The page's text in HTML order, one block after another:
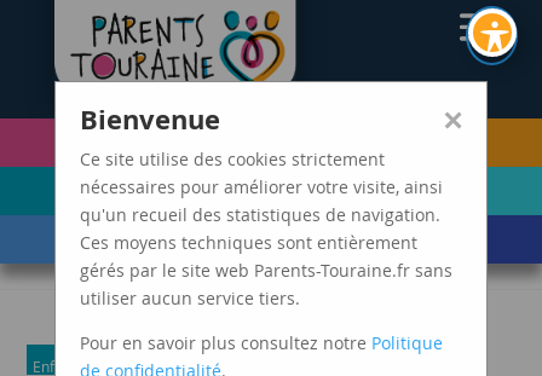
PETITE ENFANCE
(0-5 ANS)
ENFANCE
(6-11 ANS)
ADOLESCENCE ET
JEUNES ADULTES
LES ÉVÈNEMENTS
DE VIE MARDIS SPAGHETTI
Enfance Parents
×
Bienvenue
Ce site utilise des cookies strictement
nécessaires pour améliorer votre visite, ainsi
qu'un recueil des statistiques de navigation.
Ces moyens techniques sont entièrement
gérés par le site web Parents-Touraine.fr sans
utiliser aucun service tiers.
Pour en savoir plus consultez notre Politique
de confidentialité.